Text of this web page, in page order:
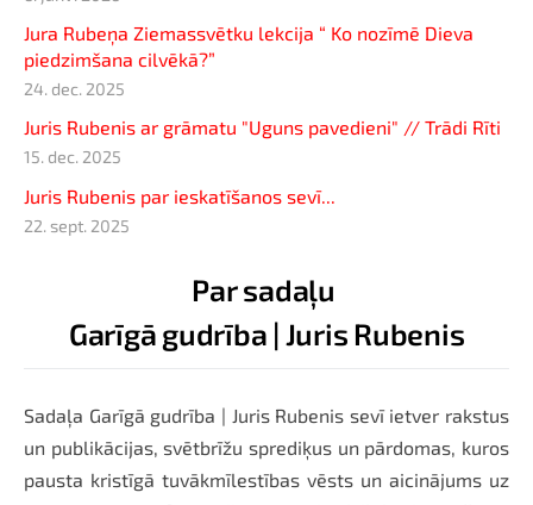
Jura Rubeņa Ziemassvētku lekcija “ Ko nozīmē Dieva
piedzimšana cilvēkā?”
24. dec. 2025
Juris Rubenis ar grāmatu "Uguns pavedieni" // Trādi Rīti
15. dec. 2025
Juris Rubenis par ieskatīšanos sevī...
22. sept. 2025
Par sadaļu
Garīgā gudrība | Juris Rubenis
Sadaļa Garīgā gudrība | Juris Rubenis sevī ietver rakstus
un publikācijas, svētbrīžu sprediķus un pārdomas, kuros
pausta kristīgā tuvākmīlestības vēsts un aicinājums uz